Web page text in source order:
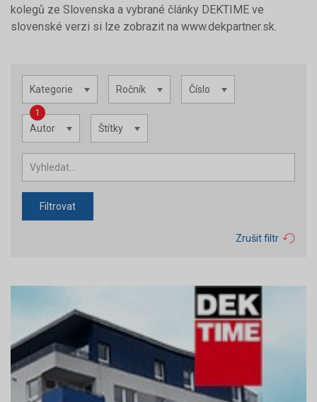
kolegů ze Slovenska a vybrané články DEKTIME ve
slovenské verzi si lze zobrazit na www.dekpartner.sk.
Kategorie Ročník Číslo
1
Autor Štítky
Filtrovat
Zrušit filtr